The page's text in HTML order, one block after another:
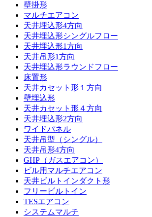
壁掛形
マルチエアコン
天井埋込形4方向
天井埋込形シングルフロー
天井埋込形1方向
天井吊形1方向
天井埋込形ラウンドフロー
床置形
天井カセット形１方向
壁埋込形
天井カセット形４方向
天井埋込形2方向
ワイドパネル
天井吊型（シングル）
天井吊形4方向
GHP（ガスエアコン）
ビル用マルチエアコン
天井ビルトインダクト形
フリービルトイン
TESエアコン
システムマルチ